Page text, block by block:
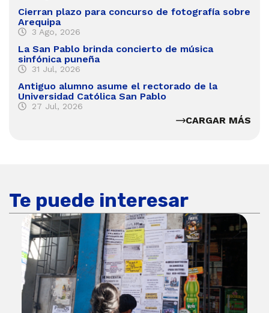
Cierran plazo para concurso de fotografía sobre
Arequipa
3 Ago, 2026
La San Pablo brinda concierto de música
sinfónica puneña
31 Jul, 2026
Antiguo alumno asume el rectorado de la
Universidad Católica San Pablo
27 Jul, 2026
CARGAR MÁS
Te puede interesar